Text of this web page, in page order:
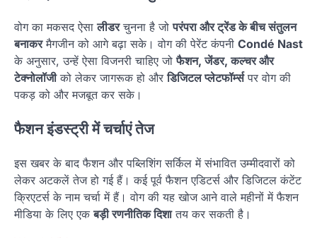
वोग का मकसद ऐसालीडरचुनना है जोपरंपरा और ट्रेंड के बीच संतुलन
बनाकरमैगजीन को आगे बढ़ा सके। वोग की पेरेंट कंपनी Condé Nast
के अनुसार, उन्हें ऐसा विजनरी चाहिए जोफैशन, जेंडर, कल्चर और
टेक्नोलॉजीको लेकर जागरूक हो औरडिजिटल प्लेटफॉर्म्सपर वोग की
पकड़ को और मजबूत कर सके।
फैशन इंडस्ट्री में चर्चाएं तेज
इस खबर के बाद फैशन और पब्लिशिंग सर्किल में संभावित उम्मीदवारों को
लेकर अटकलें तेज हो गई हैं। कई पूर्व फैशन एडिटर्स और डिजिटल कंटेंट
क्रिएटर्स के नाम चर्चा में हैं। वोग की यह खोज आने वाले महीनों में फैशन
मीडिया के लिए एकबड़ी रणनीतिक दिशातय कर सकती है।